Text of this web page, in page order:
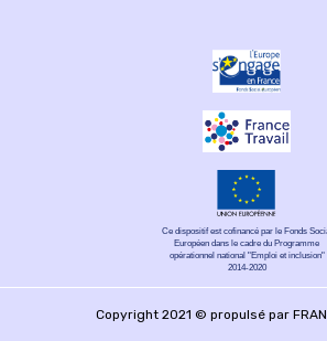
Ce dispositif est cofinancé par le Fonds
Européen dans le cadre du Programme
opérationnel national "Emploi et inclusion"
2014-2020
Copyright 2021 © propulsé par